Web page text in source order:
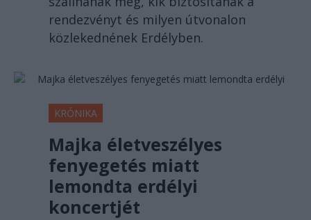
rendezvényt és milyen útvonalon
közlekednének Erdélyben.
KRÓNIKA
Majka életveszélyes
fenyegetés miatt
lemondta erdélyi
koncertjét